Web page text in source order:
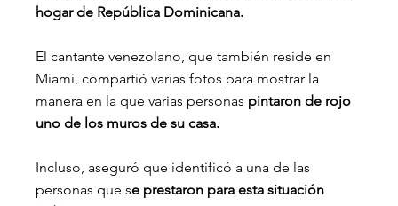
hogar de República Dominicana.
El cantante venezolano, que también reside en
Miami, compartió varias fotos para mostrar la
manera en la que varias personas pintaron de rojo
uno de los muros de su casa.
Incluso, aseguró que identificó a una de las
personas que se prestaron para esta situación